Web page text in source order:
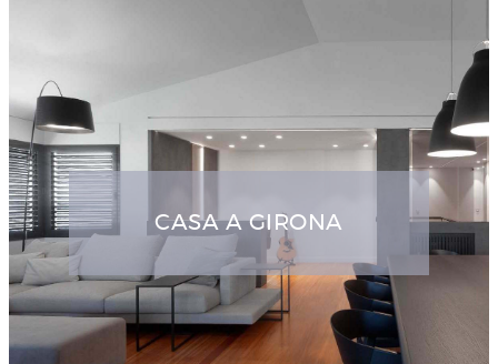
CASA A GIRONA